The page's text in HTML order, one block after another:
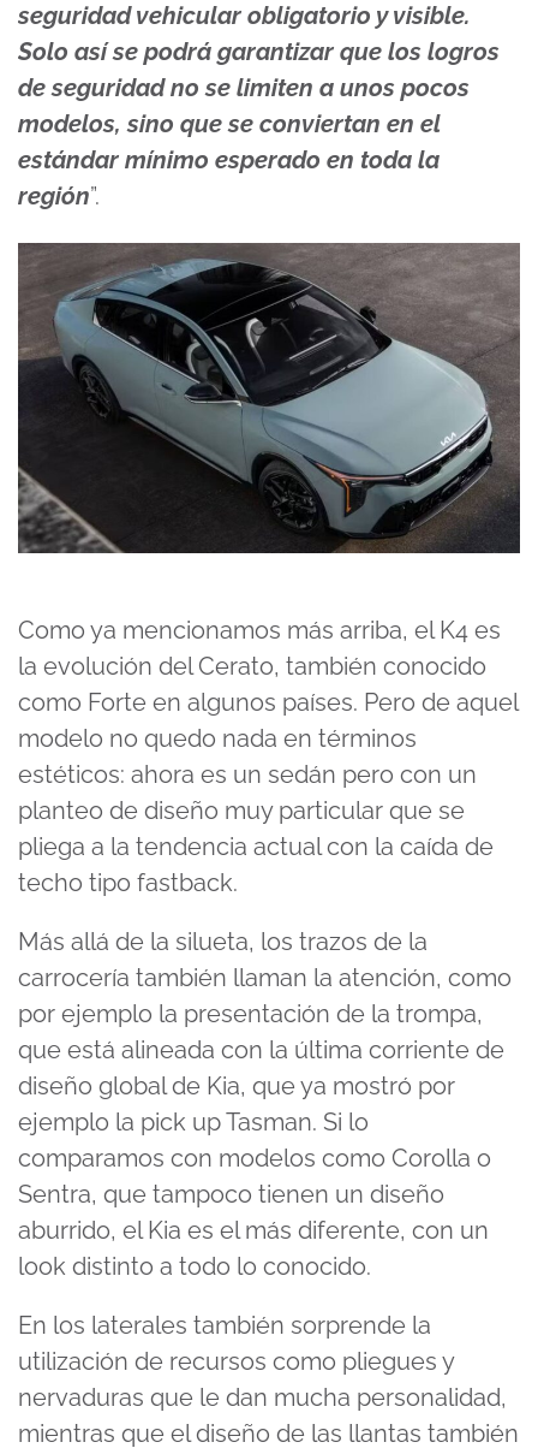
seguridad vehicular obligatorio y visible.
Solo así se podrá garantizar que los logros
de seguridad no se limiten a unos pocos
modelos, sino que se conviertan en el
estándar mínimo esperado en toda la
región”.
Como ya mencionamos más arriba, el K4 es
la evolución del Cerato, también conocido
como Forte en algunos países. Pero de aquel
modelo no quedo nada en términos
estéticos: ahora es un sedán pero con un
planteo de diseño muy particular que se
pliega a la tendencia actual con la caída de
techo tipo fastback.
Más allá de la silueta, los trazos de la
carrocería también llaman la atención, como
por ejemplo la presentación de la trompa,
que está alineada con la última corriente de
diseño global de Kia, que ya mostró por
ejemplo la pick up Tasman. Si lo
comparamos con modelos como Corolla o
Sentra, que tampoco tienen un diseño
aburrido, el Kia es el más diferente, con un
look distinto a todo lo conocido.
En los laterales también sorprende la
utilización de recursos como pliegues y
nervaduras que le dan mucha personalidad,
mientras que el diseño de las llantas también